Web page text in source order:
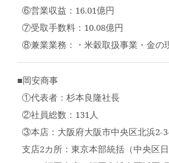
⑥営業収益：16.01億円
⑦受取手数料：10.08億円
⑧兼業業務：・米穀取扱事業・金の
■岡安商事
①代表者：杉本良隆社長
②社員総数：131人
③本店：大阪府大阪市中央区北浜2-
支店2カ所：東京本部統括（中央区